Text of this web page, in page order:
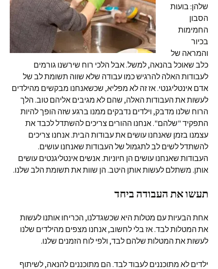
שלהן: בועות
הסבון
החמימות
בכיור
והמראה של
כלב שאוכל בהנאה, למשל. אבל הלכי רוח שירשנו גורמים
לעבודות האלה להרגיש כמו עבודה שלא שווה תשומת לב של
אדם אינטליגנטי. אז זה לא מפליא, שכשאנחנו מבקשים מהילדים
לעשות את העבודות האלה, שהם לא מגיבים אליהם טוב. הלך
הרוח שלנו מדבק, וילדים נדבקים ממנו ברגע שזה הופך להיות
התפקיד "שלהם". אנחנו ההורים צריכים להשתדל לכבד את
עצמנו בזמן שאנחנו עושים את עבודות הבית. אנחנו צריכים
להשתדל לשים לב לתגמול של העבודות שאנחנו עושים.
העבודות שאנחנו עושים הן חיוניות. אנשים אינטליגנטים עושים
אותן. משתלם לעשות אותן היטב. הן שוות את תשומת הלב שלנו.
תעשו את העבודה ביחד
אחת הבעיות עם מטלות היא שכשגדלנו, הכריחו אותנו לעשות
את המטלות לבד. אז בלי לחשוב, אנחנו מצפים מהילדים שלנו
לעשות את המטלות שלהם לבד, ולפי לוח הזמנים שלנו.
ילדים לא מתוכננים לעבוד לבד. הם מתוכננים להנאה, לשיתוף